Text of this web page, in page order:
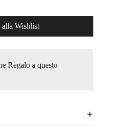
Wishlist
Regalo a questo